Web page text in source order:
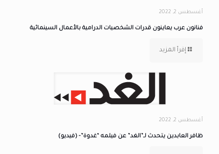
أغسطس 2, 2022
فنانون عرب يعاينون قدرات الشخصيات الدرامية بالأعمال السينمائية
إقرأ المزيد
أغسطس 2, 2022
ظافر العابدين يتحدث لـ”الغد” عن فيلمه “غدوة”- (فيديو)